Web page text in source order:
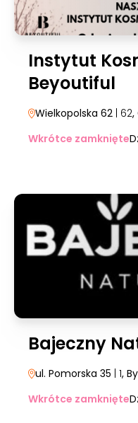
Instytut
Beyoutiful
Wielkopolska 62 | 62,
Wkrótce zamknięte
Bajeczny
ul. Pomorska 35 | 1,
Wkrótce zamknięte